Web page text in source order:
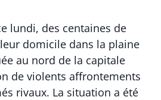
lundi, des centaines de
domicile dans la plaine
au nord de la capitale
de violents affrontements
rivaux. La situation a été